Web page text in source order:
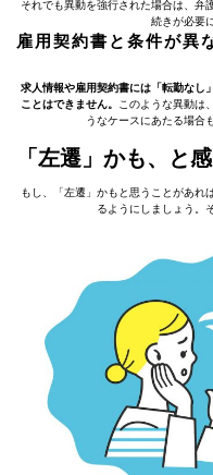
それでも異動を強行された場合は、弁
続きが必要
雇用契約書と条件が異
求人情報や雇用契約書には「転勤なし
ことはできません。
このような異動は
うなケースにあたる場合
「左遷」かも、と
もし、「左遷」かもと思うことがあれ
るようにしましょう。